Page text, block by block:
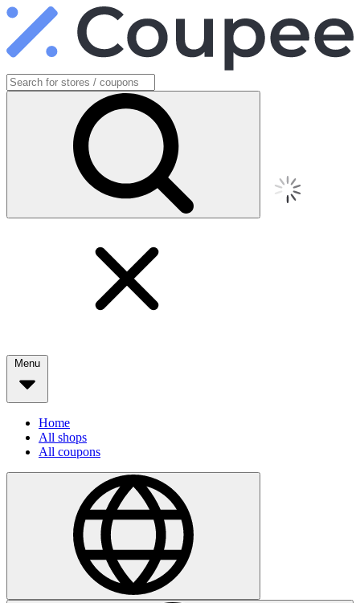
Menu
Home
All shops
All coupons